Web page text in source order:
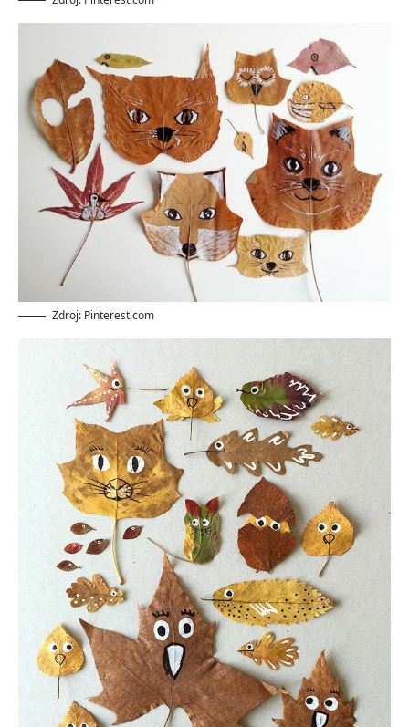
Zdroj: Pinterest.com